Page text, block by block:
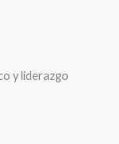
y liderazgo